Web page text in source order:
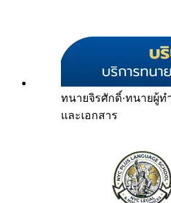
ทนายจิรศักดิ์·ทนายผู้ท
และเอกสาร